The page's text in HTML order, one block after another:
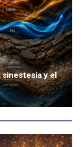
sinestesia y el